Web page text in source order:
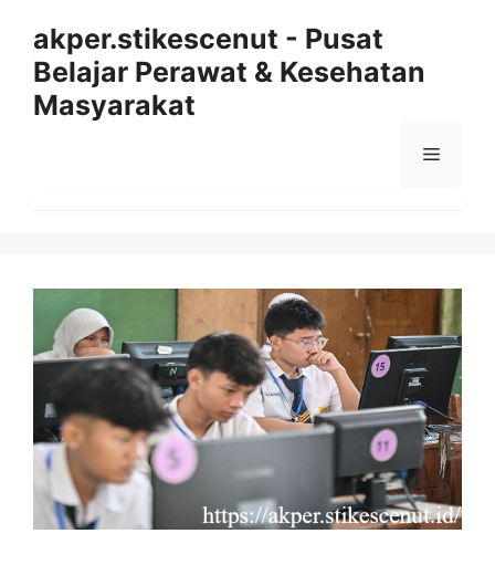
akper.stikescenut - Pusat
Belajar Perawat & Kesehatan
Masyarakat
Menu